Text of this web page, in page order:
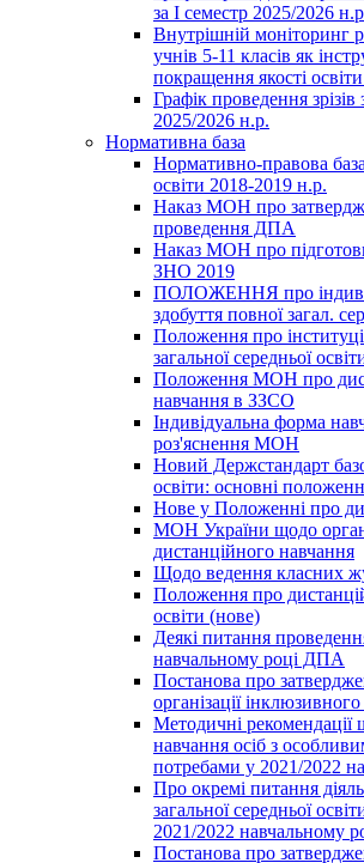
за І семестр 2025/2026
Внутрішній моніторинг
учнів 5-11 класів як
покращення якості
Графік проведення зрізів
2025/2026 н.р.
Нормативна база
Нормативно-правова база
освіти 2018-2019 н.р.
Наказ МОН про
проведення ДПА
Наказ МОН про
ЗНО 2019
ПОЛОЖЕННЯ про
здобуття повної загал.
Положення про
загальної середньої
Положення МОН про
навчання в ЗЗСО
Індивідуальна форма
роз'яснення МОН
Новий Держстандарт
освіти: основні
Нове у Положенні про
МОН України щодо
дистанційного навчання
Щодо ведення класних
Положення про
освіти (нове)
Деякі питання
навчальному році ДПА
Постанова про
організації
Методичні рекомендації
навчання осіб з
потребами у 2021/2022
Про окремі питання
загальної середньої
2021/2022 навчальному
Постанова про